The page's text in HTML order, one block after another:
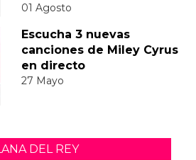
01 Agosto
Escucha 3 nuevas
canciones de Miley Cyrus
en directo
27 Mayo
DEL REY